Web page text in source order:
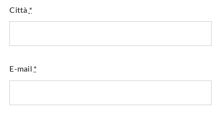
Città *
E-mail *